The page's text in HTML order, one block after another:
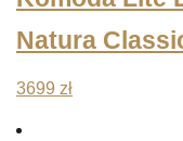
Natura
3699 zł